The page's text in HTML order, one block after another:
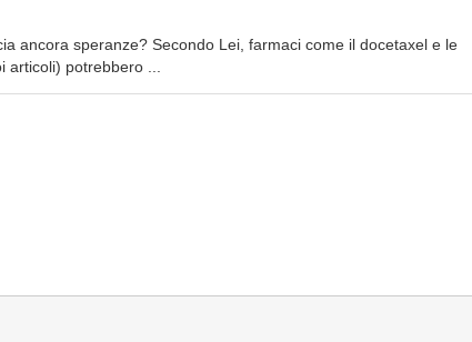
ancora speranze? Secondo Lei, farmaci come il docetaxel e le
potrebbero ...